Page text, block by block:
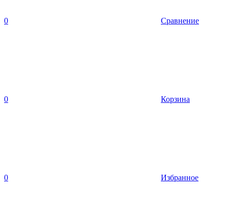
0 Сравнение
0 Корзина
0 Избранное